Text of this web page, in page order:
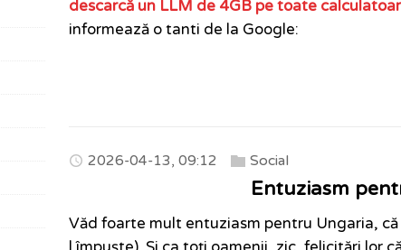
descarcă un LLM de 4GB pe toate
informează o tanti de la Google:
2026-04-13, 09:12 Social
Entuziasm
Văd foarte mult entuziasm pentru Ungaria,